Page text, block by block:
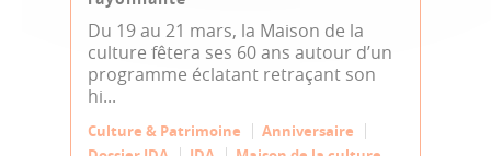
Du 19 au 21 mars, la Maison de la
culture fêtera ses 60 ans autour d’un
programme éclatant retraçant son
hi...
Culture & Patrimoine
Anniversaire